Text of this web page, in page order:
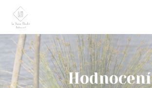
Panel pro správu cookies
Hodnocení